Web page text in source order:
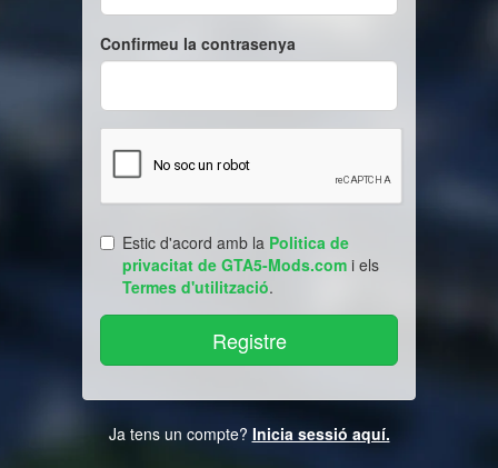
Confirmeu la contrasenya
Estic d'acord amb la Politica de
privacitat de GTA5-Mods.com i els
Termes d'utilització.
Ja tens un compte? Inicia sessió aquí.